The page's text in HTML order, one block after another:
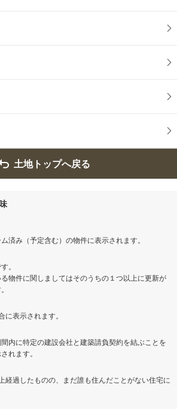
土地トップへ戻る
済み（予定含む）の物件に表示されます。
。
物件に関しましてはそのうちの１つ以上に更新が
表示されます。
内に特定の建設会社と建築請負契約を結ぶことを
れます。
経過したものの、まだ誰も住んだことがない住宅に